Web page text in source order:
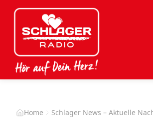
Home Schlager News – Aktuelle